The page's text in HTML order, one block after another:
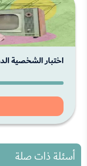
اختبار الشخصية
أسئلة ذات صلة